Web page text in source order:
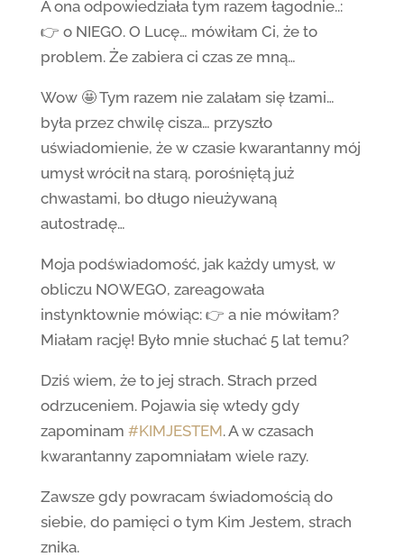
A ona odpowiedziała tym razem łagodnie..:
👉 o NIEGO. O Lucę… mówiłam Ci, że to
problem. Że zabiera ci czas ze mną…
Wow 🤩 Tym razem nie zalałam się łzami…
była przez chwilę cisza… przyszło
uświadomienie, że w czasie kwarantanny mój
umysł wrócił na starą, porośniętą już
chwastami, bo długo nieużywaną
autostradę…
Moja podświadomość, jak każdy umysł, w
obliczu NOWEGO, zareagowała
instynktownie mówiąc: 👉 a nie mówiłam?
Miałam rację! Było mnie słuchać 5 lat temu?
Dziś wiem, że to jej strach. Strach przed
odrzuceniem. Pojawia się wtedy gdy
zapominam #KIMJESTEM. A w czasach
kwarantanny zapomniałam wiele razy.
Zawsze gdy powracam świadomością do
siebie, do pamięci o tym Kim Jestem, strach
znika.